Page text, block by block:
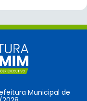
Municipal de